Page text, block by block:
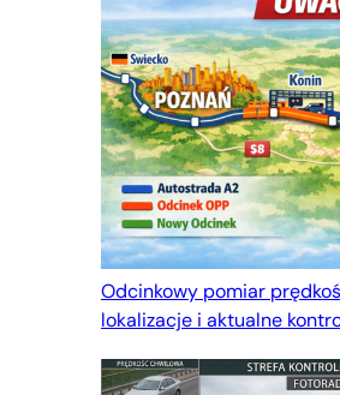
Odcinkowy pomiar
lokalizacje i aktualne